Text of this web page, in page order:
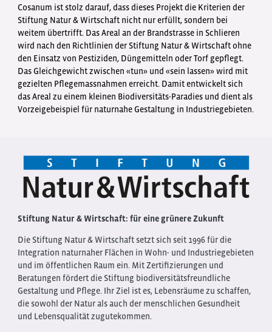
Cosanum ist stolz darauf, dass dieses Projekt die Kriterien der
Stiftung Natur & Wirtschaft nicht nur erfüllt, sondern bei
weitem übertrifft. Das Areal an der Brandstrasse in Schlieren
wird nach den Richtlinien der Stiftung Natur & Wirtschaft ohne
den Einsatz von Pestiziden, Düngemitteln oder Torf gepflegt.
Das Gleichgewicht zwischen «tun» und «sein lassen» wird mit
gezielten Pflegemassnahmen erreicht. Damit entwickelt sich
das Areal zu einem kleinen Biodiversitäts-Paradies und dient als
Vorzeigebeispiel für naturnahe Gestaltung in Industriegebieten.
Stiftung Natur & Wirtschaft: für eine grünere Zukunft
Die Stiftung Natur & Wirtschaft setzt sich seit 1996 für die
Integration naturnaher Flächen in Wohn- und Industriegebieten
und im öffentlichen Raum ein. Mit Zertifizierungen und
Beratungen fördert die Stiftung biodiversitätsfreundliche
Gestaltung und Pflege. Ihr Ziel ist es, Lebensräume zu schaffen,
die sowohl der Natur als auch der menschlichen Gesundheit
und Lebensqualität zugutekommen.